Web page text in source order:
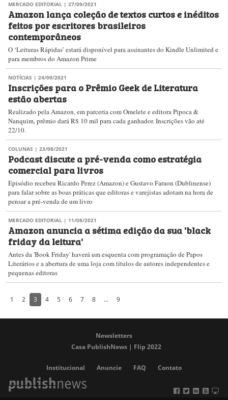
MERCADO EDITORIAL | 27/09/2021
Amazon lança coleção de textos curtos e inéditos
feitos por escritores brasileiros
contemporâneos
O ‘Leituras Rápidas’ estará disponível para assinantes do Kindle Unlimited e
para membros do Amazon Prime
NOTÍCIAS | 24/09/2021
Inscrições para o Prêmio Geek de Literatura
estão abertas
Realizado pela Amazon, em parceria com Omelete e editora Pipoca &
Nanquim, prêmio dará R$ 10 mil para cada ganhador. Inscrições vão até
22/10.
COLUNAS | 23/08/2021
Podcast discute a pré-venda como estratégia
comercial para livros
Episódio recebeu Ricardo Perez (Amazon) e Gustavo Faraon (Dublinense)
para falar sobre as boas práticas que editoras e varejistas adotam na hora de
pensar a pré-venda de um livro
MERCADO EDITORIAL | 11/08/2021
Amazon anuncia a sétima edição da sua 'black
friday da leitura'
Antes da 'Book Friday' haverá um esquenta com programação de Papos
Literários e a abertura de uma loja com títulos de autores independentes e
pequenas editoras
1 2 3 4 5 6 7 8 ... 9
Newsletters
Casa PublishNews | Flip 2022
Institucional Anuncie FAQ Contato